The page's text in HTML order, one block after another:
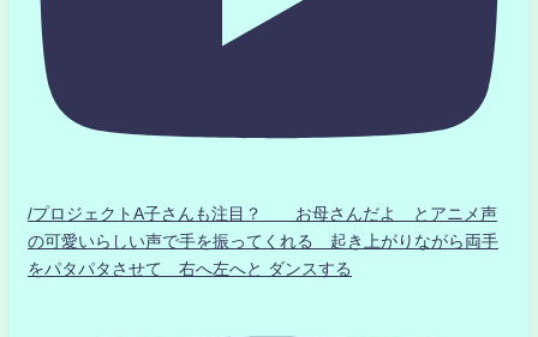
/プロジェクトA子さんも注目？ お母さんだよ とアニメ声
の可愛いらしい声で手を振ってくれる 起き上がりながら両手
をパタパタさせて 右へ左へと ダンスする